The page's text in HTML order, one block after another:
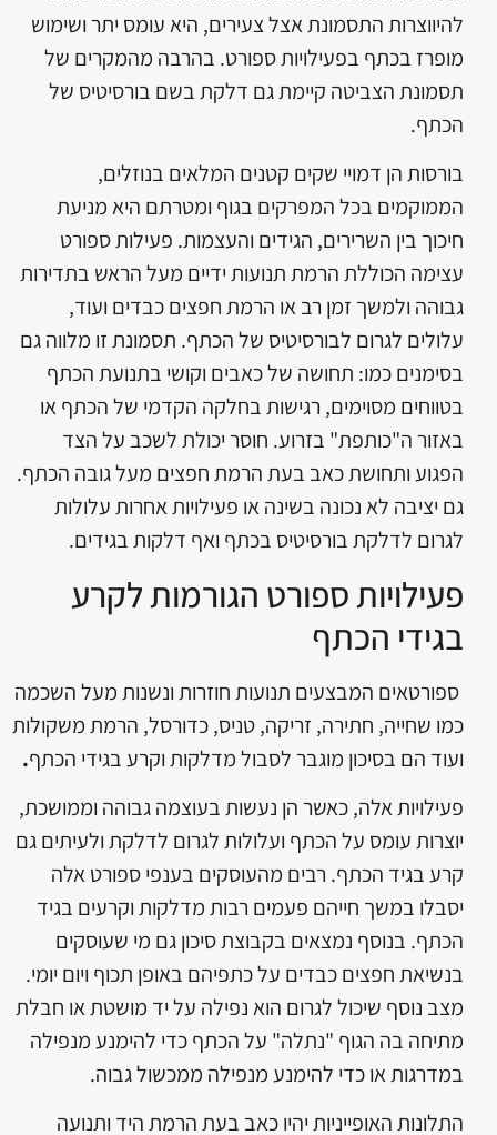
להיווצרות התסמונת אצל צעירים, היא עומס יתר ושימוש
מופרז בכתף בפעילויות ספורט. בהרבה מהמקרים של
תסמונת הצביטה קיימת גם דלקת בשם בורסיטיס של
הכתף.
בורסות הן דמויי שקים קטנים המלאים בנוזלים,
הממוקמים בכל המפרקים בגוף ומטרתם היא מניעת
חיכוך בין השרירים, הגידים והעצמות. פעילות ספורט
עצימה הכוללת הרמת תנועות ידיים מעל הראש בתדירות
גבוהה ולמשך זמן רב או הרמת חפצים כבדים ועוד,
עלולים לגרום לבורסיטיס של הכתף. תסמונת זו מלווה גם
בסימנים כמו: תחושה של כאבים וקושי בתנועת הכתף
בטווחים מסוימים, רגישות בחלקה הקדמי של הכתף או
באזור ה"כותפת" בזרוע. חוסר יכולת לשכב על הצד
הפגוע ותחושת כאב בעת הרמת חפצים מעל גובה הכתף.
גם יציבה לא נכונה בשינה או פעילויות אחרות עלולות
לגרום לדלקת בורסיטיס בכתף ואף דלקות בגידים.
פעילויות ספורט הגורמות לקרע
בגידי הכתף
ספורטאים המבצעים תנועות חוזרות ונשנות מעל השכמה
כמו שחייה, חתירה, זריקה, טניס, כדורסל, הרמת משקולות
ועוד הם בסיכון מוגבר לסבול מדלקות וקרע בגידי הכתף.
פעילויות אלה, כאשר הן נעשות בעוצמה גבוהה וממושכת,
יוצרות עומס על הכתף ועלולות לגרום לדלקת ולעיתים גם
קרע בגיד הכתף. רבים מהעוסקים בענפי ספורט אלה
יסבלו במשך חייהם פעמים רבות מדלקות וקרעים בגיד
הכתף. בנוסף נמצאים בקבוצת סיכון גם מי שעוסקים
בנשיאת חפצים כבדים על כתפיהם באופן תכוף ויום יומי.
מצב נוסף שיכול לגרום הוא נפילה על יד מושטת או חבלת
מתיחה בה הגוף "נתלה" על הכתף כדי להימנע מנפילה
במדרגות או כדי להימנע מנפילה ממכשול גבוה.
התלונות האופייניות יהיו כאב בעת הרמת היד ותנועה